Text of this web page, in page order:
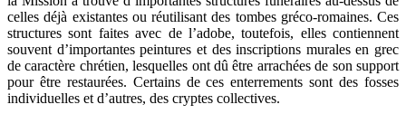
celles déjà existantes ou réutilisant des tombes gréco-romaines. Ces
structures sont faites avec de l’adobe, toutefois, elles contiennent
souvent d’importantes peintures et des inscriptions murales en grec
de caractère chrétien, lesquelles ont dû être arrachées de son support
pour être restaurées. Certains de ces enterrements sont des fosses
individuelles et d’autres, des cryptes collectives.